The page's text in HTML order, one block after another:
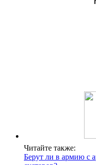
Читайте также:
Берут ли в армию с